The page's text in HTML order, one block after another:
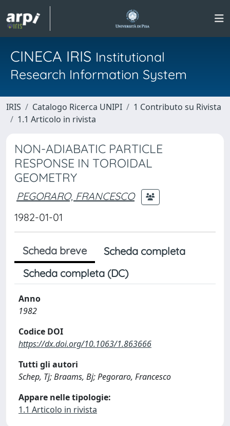
CINECA IRIS Institutional
Research Information System
IRIS Catalogo Ricerca UNIPI
1 Contributo su Rivista
1.1 Articolo in rivista
NON-ADIABATIC PARTICLE
RESPONSE IN TOROIDAL
GEOMETRY
PEGORARO, FRANCESCO
1982-01-01
Scheda breve
Scheda completa
Scheda completa (DC)
Anno
1982
Codice DOI
https://dx.doi.org/10.1063/1.863666
Tutti gli autori
Schep, Tj; Braams, Bj; Pegoraro, Francesco
Appare nelle tipologie:
1.1 Articolo in rivista